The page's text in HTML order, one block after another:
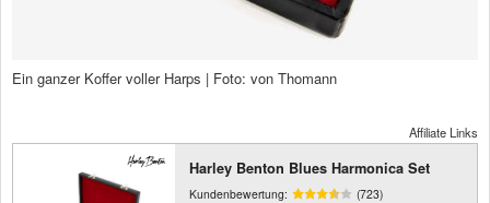
Ein ganzer Koffer voller Harps | Foto: von Thomann
Affiliate Links
Harley Benton Blues Harmonica Set
Kundenbewertung: (723)